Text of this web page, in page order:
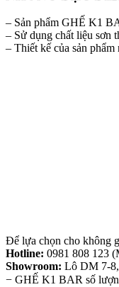
– Sản phẩm GHẾ K1
– Sử dụng chất liệu sơn
– Thiết kế của sản
Để lựa chọn cho không
Hotline: 0981 808 123
Showroom: Lô DM 7-
− GHẾ K1 BAR số